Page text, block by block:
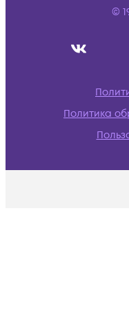
©
Политика